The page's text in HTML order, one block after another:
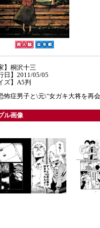
】桐沢十三
日】2011/05/05
ズ】A5判
怖症男子と\元\"女ガキ大将を再
ル画像